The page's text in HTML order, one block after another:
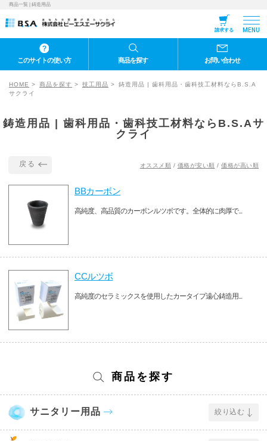
商品一覧 | 鋳造用品
請求する MENU
このサイトの使い方 商品を探す お問い合わせ
HOME 商品を探す 技工用品
鋳造用品 | 歯科用品・歯科技工材料ならB.S.A
サクライ
鋳造用品 | 歯科用品・歯科技工材料ならB.S.Aサ
クライ
戻る オススメ順 / 価格が安い順 / 価格が高い順
BBカーボン
高純度、高品質のカーボンルツボです。全体的に肉厚で...
CCルツボ
高純度のセラミックスを使用したカータイプ遠心鋳造用...
商品を探す
サニタリー用品 絞り込む